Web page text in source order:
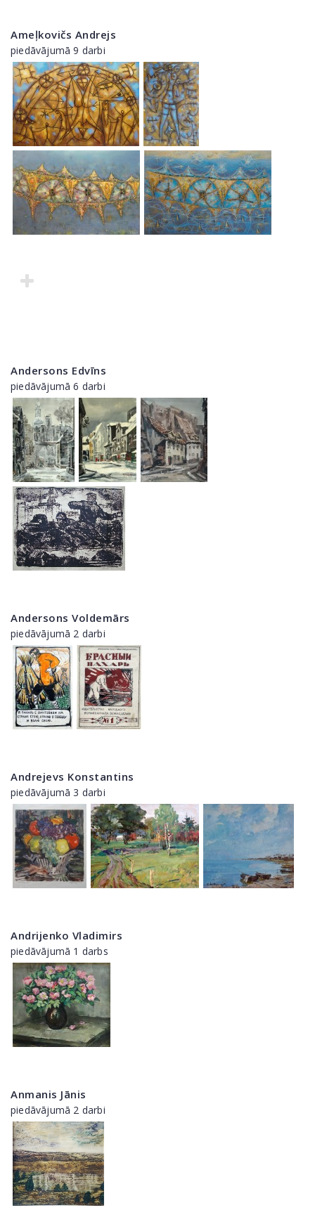
Ameļkovičs Andrejs
piedāvājumā 9 darbi
Andersons Edvīns
piedāvājumā 6 darbi
Andersons Voldemārs
piedāvājumā 2 darbi
Andrejevs Konstantins
piedāvājumā 3 darbi
Andrijenko Vladimirs
piedāvājumā 1 darbs
Anmanis Jānis
piedāvājumā 2 darbi